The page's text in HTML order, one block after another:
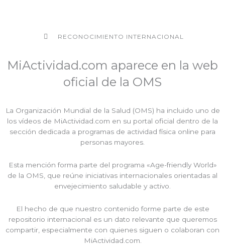
RECONOCIMIENTO INTERNACIONAL
MiActividad.com aparece en la web
oficial de la OMS
La Organización Mundial de la Salud (OMS) ha incluido uno de
los vídeos de MiActividad.com en su portal oficial dentro de la
sección dedicada a programas de actividad física online para
personas mayores.
Esta mención forma parte del programa «Age-friendly World»
de la OMS, que reúne iniciativas internacionales orientadas al
envejecimiento saludable y activo.
El hecho de que nuestro contenido forme parte de este
repositorio internacional es un dato relevante que queremos
compartir, especialmente con quienes siguen o colaboran con
MiActividad.com.